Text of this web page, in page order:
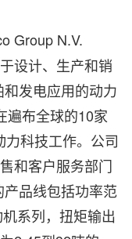
Group N.V.
设计、生产和销
发电应用的动力
遍布全球的10家
科技工作。公司
和客户服务部门
品线包括功率范
系列，扭矩输出